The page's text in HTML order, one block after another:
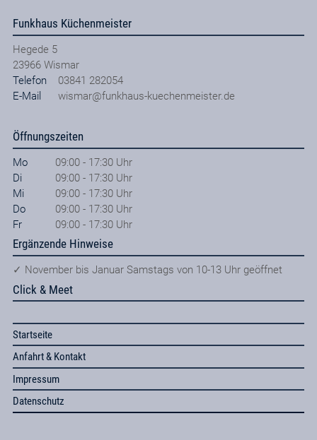
Funkhaus Küchenmeister
Hegede 5
23966 Wismar
Telefon
03841 282054
E-Mail
wismar@funkhaus-kuechenmeister.de
Öffnungszeiten
Mo
09:00 - 17:30 Uhr
Di
09:00 - 17:30 Uhr
Mi
09:00 - 17:30 Uhr
Do
09:00 - 17:30 Uhr
Fr
09:00 - 17:30 Uhr
Ergänzende Hinweise
✓ November bis Januar Samstags von 10-13 Uhr geöffnet
Click & Meet
Startseite
Anfahrt & Kontakt
Impressum
Datenschutz